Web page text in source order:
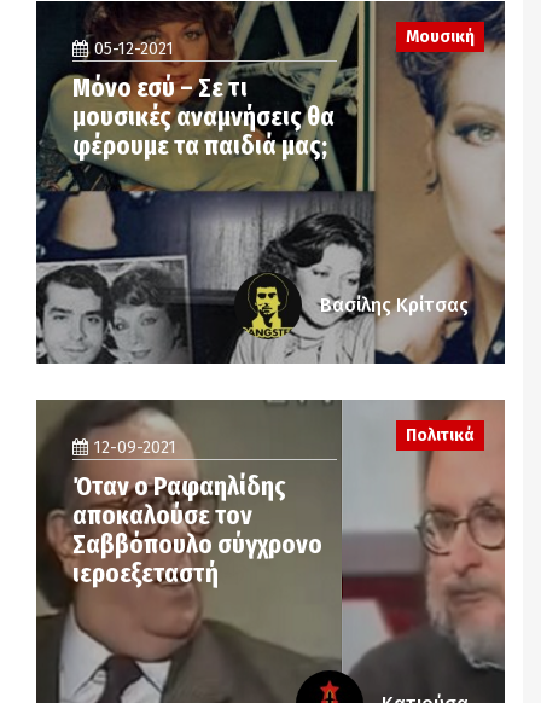
05-12-2021
Μόνο εσύ – Σε τι
μουσικές αναμνήσεις θα
φέρουμε τα παιδιά μας;
Μουσική
Βασίλης Κρίτσας
12-09-2021
Όταν ο Ραφαηλίδης
αποκαλούσε τον
Σαββόπουλο σύγχρονο
ιεροεξεταστή
Πολιτικά